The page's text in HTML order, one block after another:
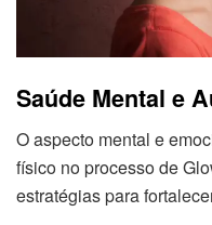
Saúde Mental e
O aspecto mental e
físico no processo de
estratégias para